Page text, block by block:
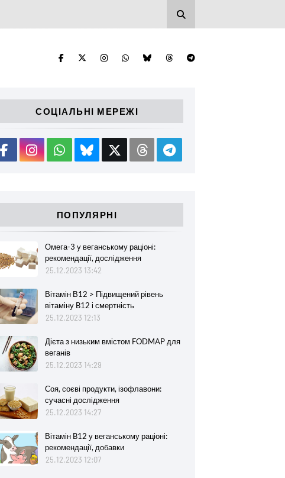
СОЦІАЛЬНІ МЕРЕЖІ
ПОПУЛЯРНІ
Омега-3 у веганському раціоні:
рекомендації, дослідження
25.12.2023 13:42
Вітамін В12 > Підвищений рівень
вітаміну B12 і смертність
25.12.2023 12:13
Дієта з низьким вмістом FODMAP для
веганів
25.12.2023 14:29
Соя, соєві продукти, ізофлавони:
сучасні дослідження
25.12.2023 14:27
Вітамін B12 у веганському раціоні:
рекомендації, добавки
25.12.2023 12:07